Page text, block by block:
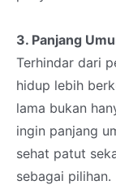
3. Panjang
Terhindar dari
hidup lebih
lama bukan
ingin panjang
sehat patut
sebagai pilihan.